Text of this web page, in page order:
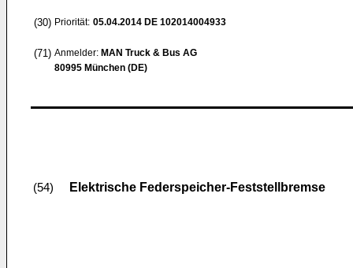
(30) Priorität: 05.04.2014 DE 102014004933
(71) Anmelder: MAN Truck & Bus AG
80995 München (DE)
(54) Elektrische Federspeicher-Feststellbremse